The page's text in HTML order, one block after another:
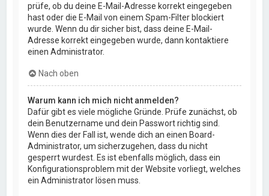
prüfe, ob du deine E-Mail-Adresse korrekt eingegeben
hast oder die E-Mail von einem Spam-Filter blockiert
wurde. Wenn du dir sicher bist, dass deine E-Mail-
Adresse korrekt eingegeben wurde, dann kontaktiere
einen Administrator.
Nach oben
Warum kann ich mich nicht anmelden?
Dafür gibt es viele mögliche Gründe. Prüfe zunächst, ob
dein Benutzername und dein Passwort richtig sind.
Wenn dies der Fall ist, wende dich an einen Board-
Administrator, um sicherzugehen, dass du nicht
gesperrt wurdest. Es ist ebenfalls möglich, dass ein
Konfigurationsproblem mit der Website vorliegt, welches
ein Administrator lösen muss.